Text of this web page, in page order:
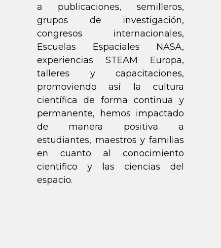
a publicaciones, semilleros,
grupos de investigación,
congresos internacionales,
Escuelas Espaciales NASA,
experiencias STEAM Europa,
talleres y capacitaciones,
promoviendo así la cultura
científica de forma continua y
permanente, hemos impactado
de manera positiva a
estudiantes, maestros y familias
en cuanto al conocimiento
científico y las ciencias del
espacio.